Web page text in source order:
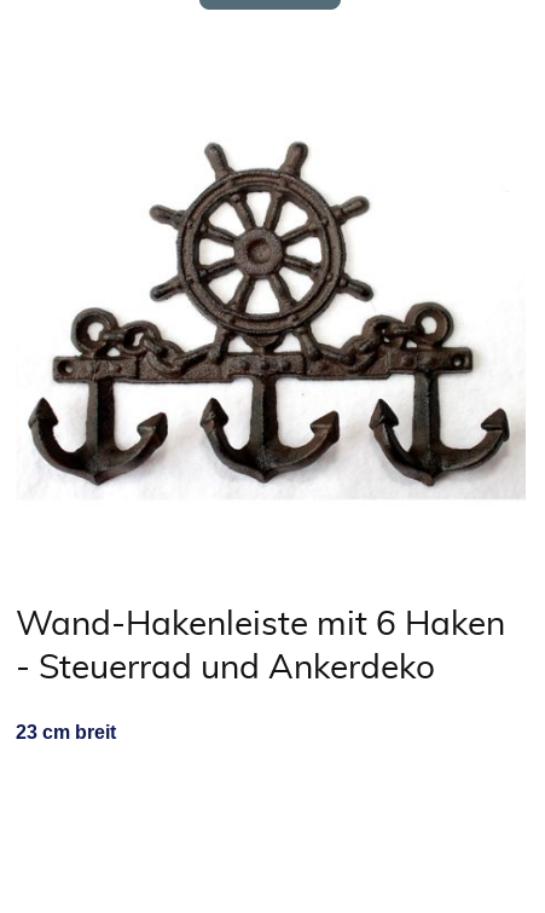
Wand-Hakenleiste mit 6 Haken
- Steuerrad und Ankerdeko
23 cm breit